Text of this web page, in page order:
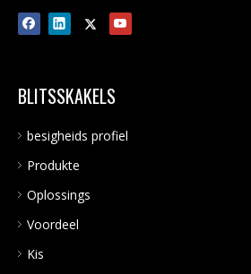
BLITSSKAKELS
besigheids profiel
Produkte
Oplossings
Voordeel
Kis